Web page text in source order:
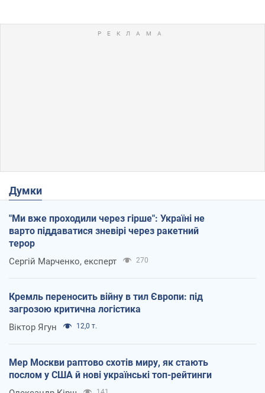
Думки
"Ми вже проходили через гірше": Україні не
варто піддаватися зневірі через ракетний
терор
Сергій Марченко, експерт 270
Кремль переносить війну в тил Європи: під
загрозою критична логістика
Віктор Ягун 12,0 т.
Мер Москви раптово схотів миру, як стають
послом у США й нові українські топ-рейтинги